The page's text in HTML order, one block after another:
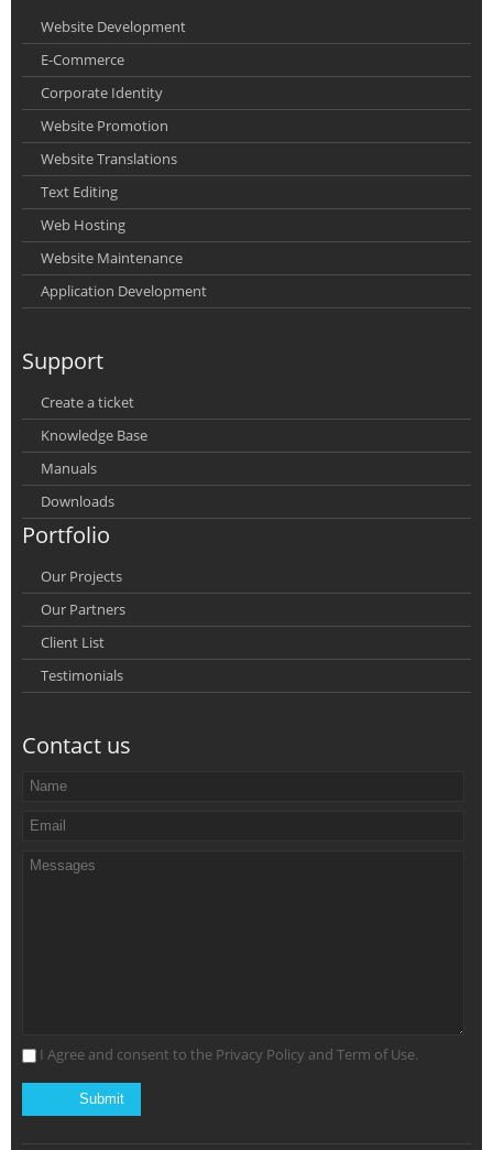
Website Development
E-Commerce
Corporate Identity
Website Promotion
Website Translations
Text Editing
Web Hosting
Website Maintenance
Application Development
Support
Create a ticket
Knowledge Base
Manuals
Downloads
Portfolio
Our Projects
Our Partners
Client List
Testimonials
Contact us
I Agree and consent to the Privacy Policy and Term of Use.